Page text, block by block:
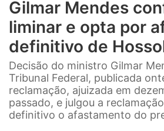
Gilmar Mendes
liminar e opta por
definitivo de
Decisão do ministro Gilmar
Tribunal Federal, publicada
reclamação, ajuizada em
passado, e julgou a
definitivo o afastamento do